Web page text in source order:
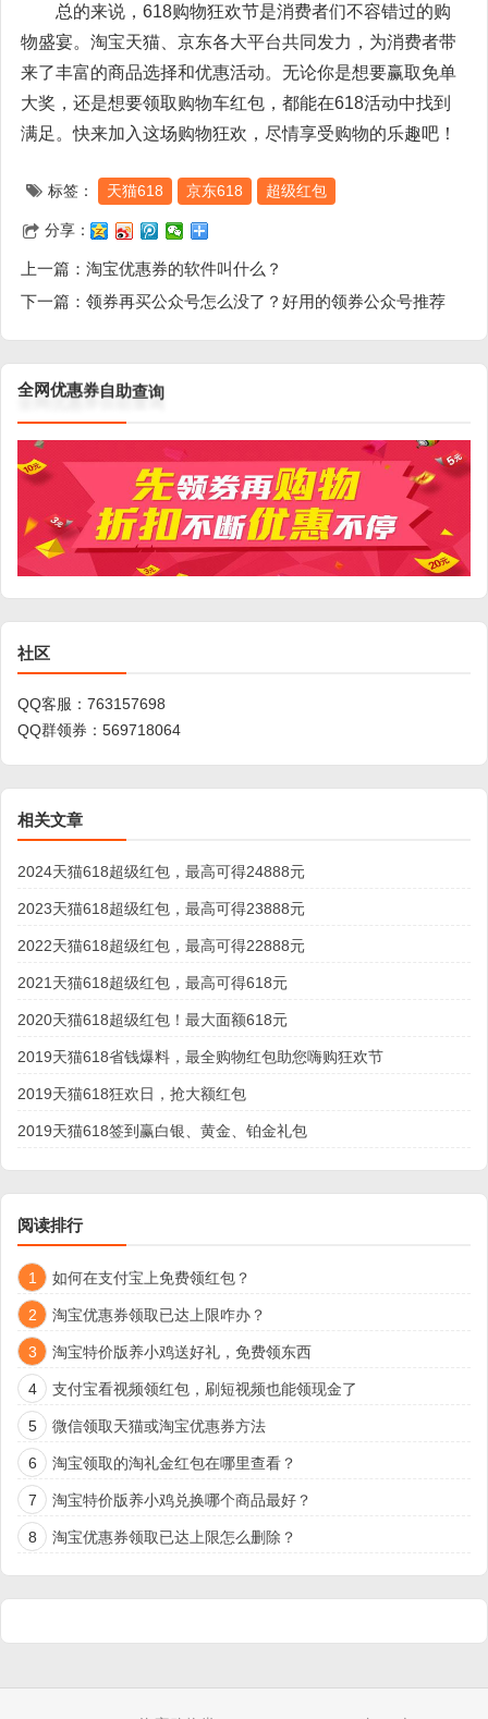
总的来说，618购物狂欢节是消费者们不容错过的购
物盛宴。淘宝天猫、京东各大平台共同发力，为消费者带
来了丰富的商品选择和优惠活动。无论你是想要赢取免单
大奖，还是想要领取购物车红包，都能在618活动中找到
满足。快来加入这场购物狂欢，尽情享受购物的乐趣吧！
标签： 天猫618 京东618 超级红包
分享：
上一篇： 淘宝优惠券的软件叫什么？
下一篇： 领券再买公众号怎么没了？好用的领券公众号推荐
全网优惠券自助查询
社区
QQ客服： 763157698
QQ群领券： 569718064
相关文章
2024天猫618超级红包，最高可得24888元
2023天猫618超级红包，最高可得23888元
2022天猫618超级红包，最高可得22888元
2021天猫618超级红包，最高可得618元
2020天猫618超级红包！最大面额618元
2019天猫618省钱爆料，最全购物红包助您嗨购狂欢节
2019天猫618狂欢日，抢大额红包
2019天猫618签到赢白银、黄金、铂金礼包
阅读排行
1 如何在支付宝上免费领红包？
2 淘宝优惠券领取已达上限咋办？
3 淘宝特价版养小鸡送好礼，免费领东西
4 支付宝看视频领红包，刷短视频也能领现金了
5 微信领取天猫或淘宝优惠券方法
6 淘宝领取的淘礼金红包在哪里查看？
7 淘宝特价版养小鸡兑换哪个商品最好？
8 淘宝优惠券领取已达上限怎么删除？